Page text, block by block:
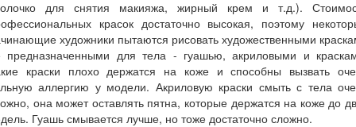
для снятия макияжа, жирный крем и т.д.).
красок достаточно высокая, поэтому
художники пытаются рисовать художественными
предназначенными для тела - гуашью, акриловыми и
краски плохо держатся на коже и способны вызвать
аллергию у модели. Акриловую краски смыть с тела
она может оставлять пятна, которые держатся на коже до
Гуашь смывается лучше, но тоже достаточно сложно.